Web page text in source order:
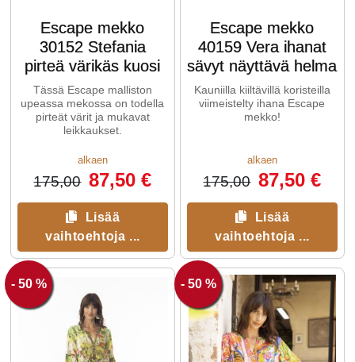
Escape mekko
30152 Stefania
pirteä värikäs kuosi
Tässä Escape malliston
upeassa mekossa on todella
pirteät värit ja mukavat
leikkaukset.
alkaen
175,00 87,50 €
Lisää
vaihtoehtoja ...
Escape mekko
40159 Vera ihanat
sävyt näyttävä helma
Kauniilla kiiltävillä koristeilla
viimeistelty ihana Escape
mekko!
alkaen
175,00 87,50 €
Lisää
vaihtoehtoja ...
- 50 % - 50 %